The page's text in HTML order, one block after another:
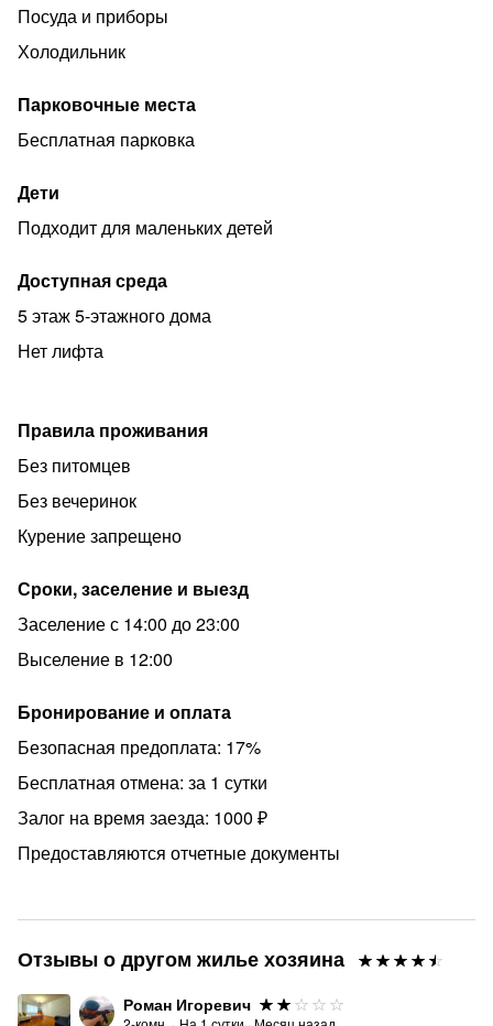
Квартира предоставляется лицам старше 21 года.
Мы ценим комфорт наших гостей и окружающих,
- В квартире запрещено курить
- Устраивать вечеринки и шуметь после 23: 00
Как добраться на метро: первый вагон из центра выход
№1. В шаговой доступности цска арена, акватория зил
в 10 минутах езды парк развлечений остров мечты.
Развитая инфраструктура со всем необходимым:
аптеки, магазины, кинотеатры.
Посуда и приборы
Холодильник
Парковочные места
Бесплатная парковка
Дети
Подходит для маленьких детей
Доступная среда
5 этаж 5-этажного дома
Нет лифта
Правила проживания
Без питомцев
Без вечеринок
Курение запрещено
Сроки, заселение и выезд
Заселение с 14:00 до 23:00
Выселение в 12:00
Бронирование и оплата
Безопасная предоплата: 17%
Бесплатная отмена: за 1 сутки
Залог на время заезда: 1000 ₽
Предоставляются отчетные документы
Отзывы о другом жилье хозяина
Роман Игоревич